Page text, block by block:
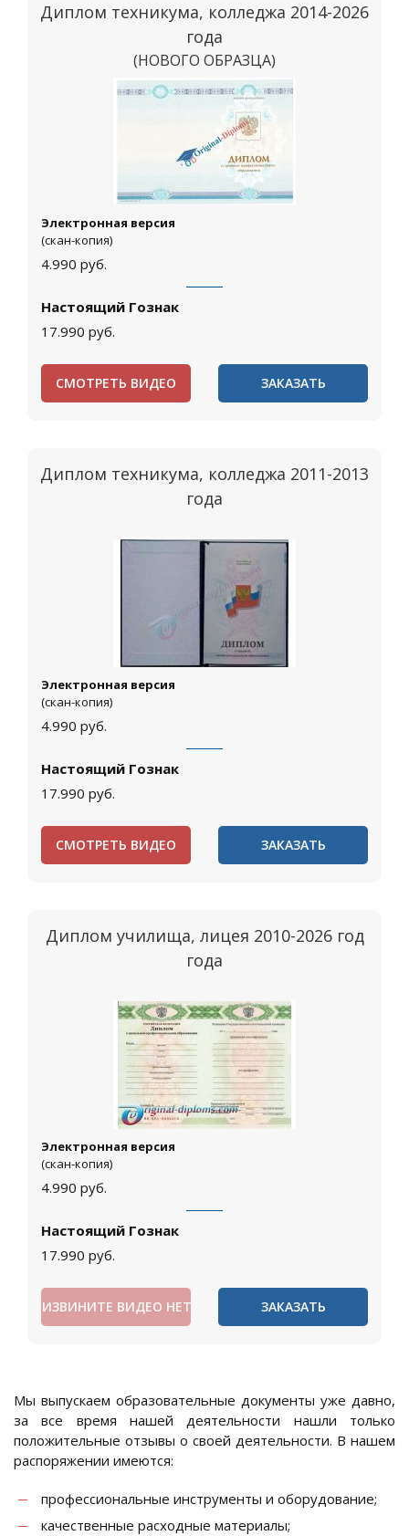
Диплом техникума, колледжа 2014-2026
года
(НОВОГО ОБРАЗЦА)
Москва
Электронная версия
(скан-копия)
4.990 руб.
Настоящий Гознак
17.990 руб.
СМОТРЕТЬ ВИДЕО ЗАКАЗАТЬ
Диплом техникума, колледжа 2011-2013
года
Электронная версия
(скан-копия)
4.990 руб.
Настоящий Гознак
17.990 руб.
СМОТРЕТЬ ВИДЕО ЗАКАЗАТЬ
Диплом училища, лицея 2010-2026 год
года
Электронная версия
(скан-копия)
4.990 руб.
Настоящий Гознак
17.990 руб.
ИЗВИНИТЕ ВИДЕО НЕТ ЗАКАЗАТЬ
Мы выпускаем образовательные документы уже давно,
за все время нашей деятельности нашли только
положительные отзывы о своей деятельности. В нашем
распоряжении имеются:
профессиональные инструменты и оборудование;
качественные расходные материалы;